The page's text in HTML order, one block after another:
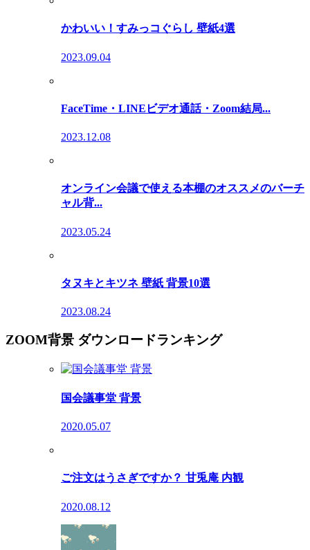
かわいい！すみっコぐらし 壁紙4選
2023.09.04
FaceTime・LINEビデオ通話・Zoom結局...
2023.12.08
オンライン会議で使える本棚のオススメのバーチ
ャル背...
2023.05.24
タヌキとキツネ 壁紙 背景10選
2023.08.24
ZOOM背景 ダウンロードランキング
国会議事堂 背景
2020.05.07
ご注文はうさぎですか？ 甘兎庵 内観
2020.08.12